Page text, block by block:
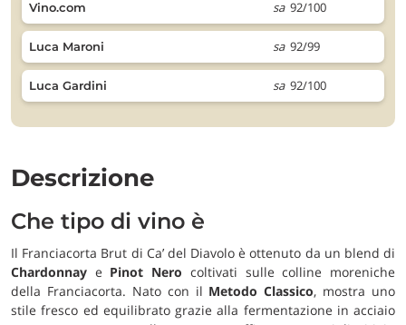
Vino.com sa 92/100
Luca Maroni sa 92/99
Luca Gardini sa 92/100
Descrizione
Che tipo di vino è
Il Franciacorta Brut di Ca’ del Diavolo è ottenuto da un blend di
Chardonnay e Pinot Nero coltivati sulle colline moreniche
della Franciacorta. Nato con il Metodo Classico, mostra uno
stile fresco ed equilibrato grazie alla fermentazione in acciaio